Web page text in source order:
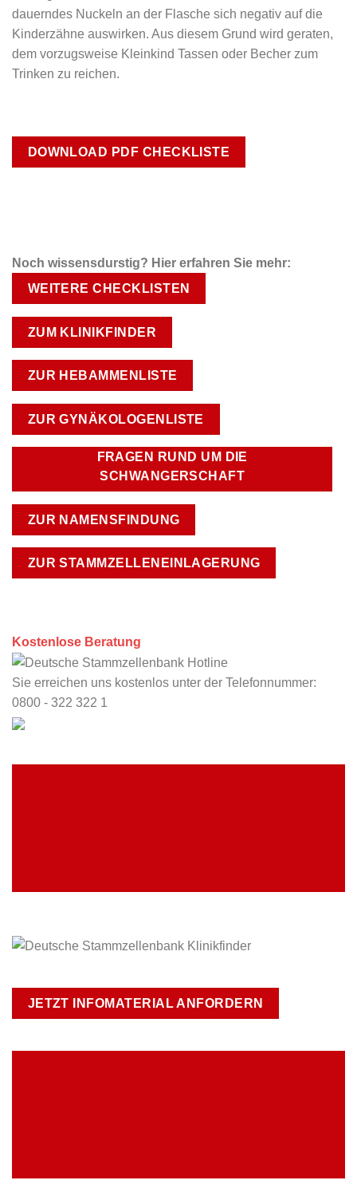
dauerndes Nuckeln an der Flasche sich negativ auf die
Kinderzähne auswirken. Aus diesem Grund wird geraten,
dem vorzugsweise Kleinkind Tassen oder Becher zum
Trinken zu reichen.
DOWNLOAD PDF CHECKLISTE
Noch wissensdurstig? Hier erfahren Sie mehr:
WEITERE CHECKLISTEN
ZUM KLINIKFINDER
ZUR HEBAMMENLISTE
ZUR GYNÄKOLOGENLISTE
FRAGEN RUND UM DIE
SCHWANGERSCHAFT
ZUR NAMENSFINDUNG
ZUR STAMMZELLENEINLAGERUNG
Kostenlose Beratung
Sie erreichen uns kostenlos unter der Telefonnummer:
0800 - 322 322 1
JETZT INFOMATERIAL ANFORDERN